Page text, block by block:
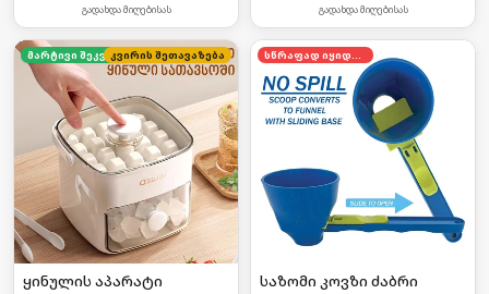
გადახდა მიღებისას გადახდა მიღებისას
მარტივი შეკვეთა
კვირის შეთავაზება
ყინულის აპარატი
სწრაფად იყიდება
საზომი კოვზი ძაბრი